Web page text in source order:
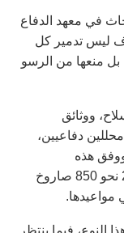
في معهد الدفاع
ليس تدمير كل
بل منعها من الرسو
ووثائق
دفاعيين،
هذه
المعطيات، ستملك تايوان بحلول أوائل 2029 نحو 850 صاروخ
صاروخا من هذا النوع، فيما ينتظر